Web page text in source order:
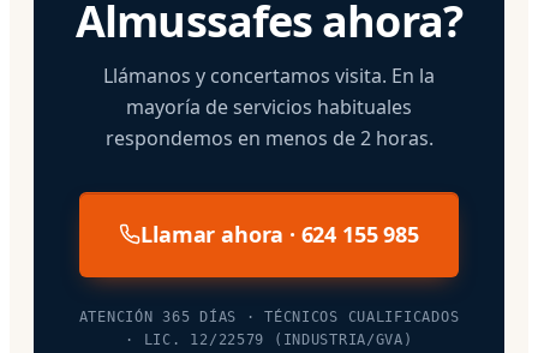
Almussafes ahora?
Llámanos y concertamos visita. En la
mayoría de servicios habituales
respondemos en menos de 2 horas.
Llamar ahora · 624 155 985
ATENCIÓN 365 DÍAS · TÉCNICOS CUALIFICADOS
· LIC. 12/22579 (INDUSTRIA/GVA)